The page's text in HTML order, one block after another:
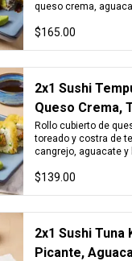
queso crema,
con buen picor.
$165.00
2x1 Sushi
Queso Crema,
Cangrejo y
Rollo cubierto de
toreado y costra de
cangrejo, aguacate y
picante.
$139.00
2x1 Sushi Tuna
Picante,